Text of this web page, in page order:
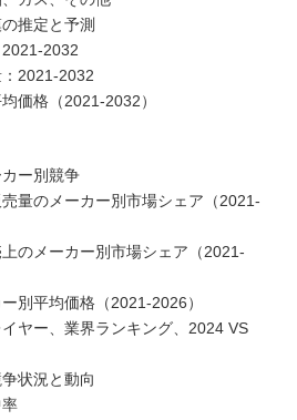
推定と予測
2032
2021-2032
価格（2021-2032）
ー別競争
量のメーカー別市場シェア（2021-
のメーカー別市場シェア（2021-
別平均価格（2021-2026）
ヤー、業界ランキング、2024 VS
状況と動向